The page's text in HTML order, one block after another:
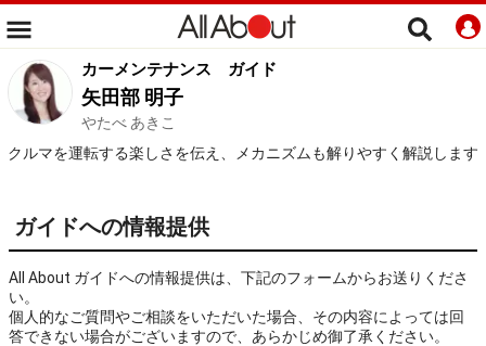
カーメンテナンス ガイド
矢田部 明子
やたべ あきこ
クルマを運転する楽しさを伝え、メカニズムも解りやすく解説します
ガイドへの情報提供
All About ガイドへの情報提供は、下記のフォームからお送りくださ
い。
個人的なご質問やご相談をいただいた場合、その内容によっては回
答できない場合がございますので、あらかじめ御了承ください。